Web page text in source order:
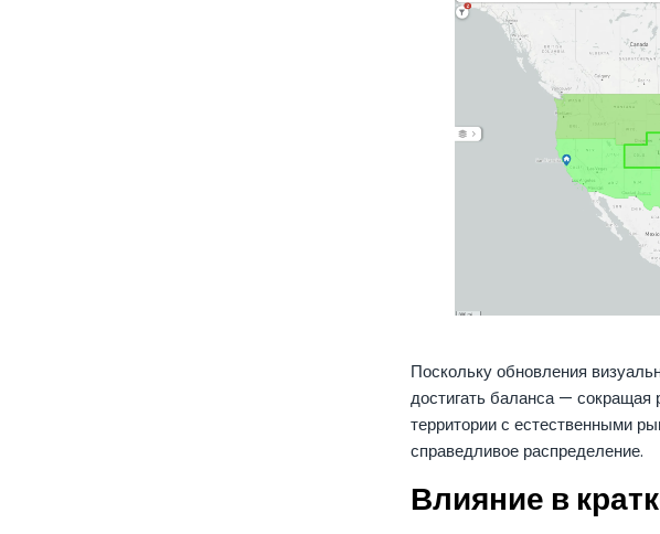
Поскольку обновления
достигать баланса —
территории с естественными
справедливое распределение.
Влияние в